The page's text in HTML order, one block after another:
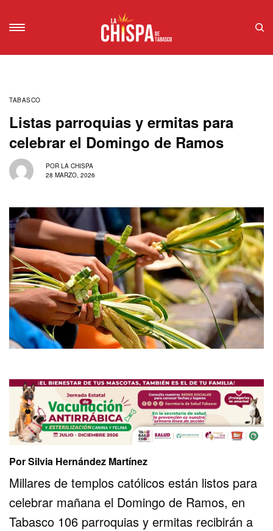
TABASCO
Listas parroquias y ermitas para
celebrar el Domingo de Ramos
POR LA CHISPA
28 MARZO, 2026
Por Silvia Hernández Martínez
Millares de templos católicos están listos para
celebrar mañana el Domingo de Ramos, en
Tabasco 106 parroquias y ermitas recibirán a